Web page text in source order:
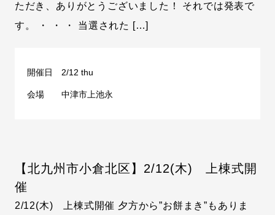
ただき、ありがとうございました！ それでは発表で
す。 ・ ・ ・ 当選された […]
開催日 2/12 thu
会場 中津市上池永
【北九州市小倉北区】2/12(木) 上棟式開
催
2/12(木) 上棟式開催 夕方から”お餅まき”もありま